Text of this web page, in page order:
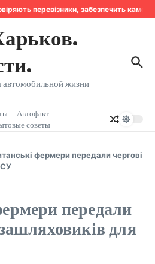
перевізники, забезпечить
автомобильной жизни
Автофакт
советы
фермери передали чергові
передали
для